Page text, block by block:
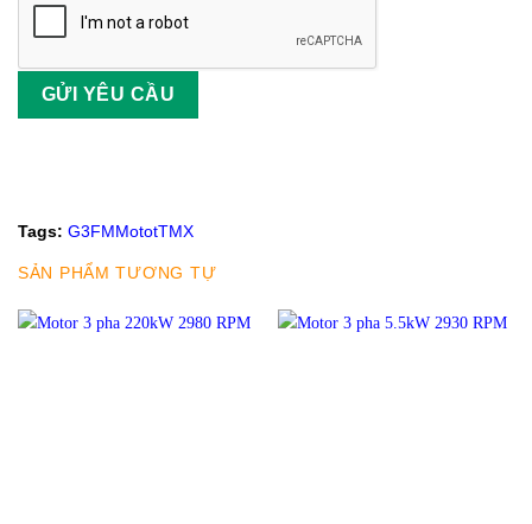
Tags: G3FMMototTMX
SẢN PHẨM TƯƠNG TỰ